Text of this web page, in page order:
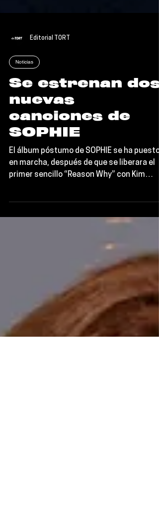
Editorial TORT
Noticias
Se estrenan dos
nuevas
canciones de
SOPHIE
en marcha, después de que se liberara el